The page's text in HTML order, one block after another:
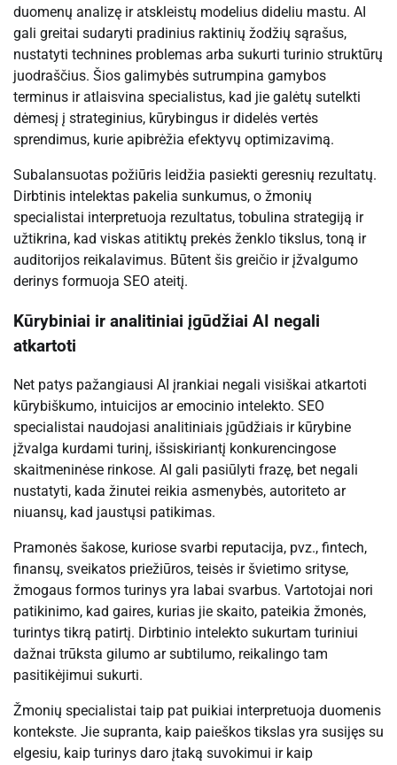
duomenų analizę ir atskleistų modelius dideliu mastu. AI
gali greitai sudaryti pradinius raktinių žodžių sąrašus,
nustatyti technines problemas arba sukurti turinio struktūrų
juodraščius. Šios galimybės sutrumpina gamybos
terminus ir atlaisvina specialistus, kad jie galėtų sutelkti
dėmesį į strateginius, kūrybingus ir didelės vertės
sprendimus, kurie apibrėžia efektyvų optimizavimą.
Subalansuotas požiūris leidžia pasiekti geresnių rezultatų.
Dirbtinis intelektas pakelia sunkumus, o žmonių
specialistai interpretuoja rezultatus, tobulina strategiją ir
užtikrina, kad viskas atitiktų prekės ženklo tikslus, toną ir
auditorijos reikalavimus. Būtent šis greičio ir įžvalgumo
derinys formuoja SEO ateitį.
Kūrybiniai ir analitiniai įgūdžiai AI negali
atkartoti
Net patys pažangiausi AI įrankiai negali visiškai atkartoti
kūrybiškumo, intuicijos ar emocinio intelekto. SEO
specialistai naudojasi analitiniais įgūdžiais ir kūrybine
įžvalga kurdami turinį, išsiskiriantį konkurencingose ​​
skaitmeninėse rinkose. AI gali pasiūlyti frazę, bet negali
nustatyti, kada žinutei reikia asmenybės, autoriteto ar
niuansų, kad jaustųsi patikimas.
Pramonės šakose, kuriose svarbi reputacija, pvz., fintech,
finansų, sveikatos priežiūros, teisės ir švietimo srityse,
žmogaus formos turinys yra labai svarbus. Vartotojai nori
patikinimo, kad gaires, kurias jie skaito, pateikia žmonės,
turintys tikrą patirtį. Dirbtinio intelekto sukurtam turiniui
dažnai trūksta gilumo ar subtilumo, reikalingo tam
pasitikėjimui sukurti.
Žmonių specialistai taip pat puikiai interpretuoja duomenis
kontekste. Jie supranta, kaip paieškos tikslas yra susijęs su
elgesiu, kaip turinys daro įtaką suvokimui ir kaip